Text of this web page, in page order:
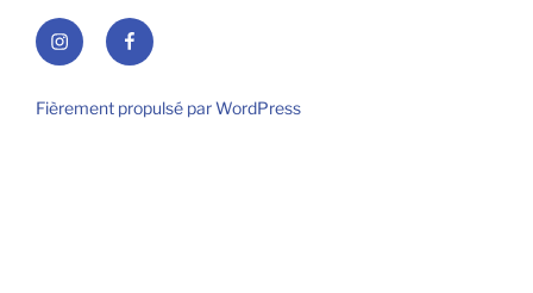
InstagramFacebook
Fièrement propulsé par WordPress